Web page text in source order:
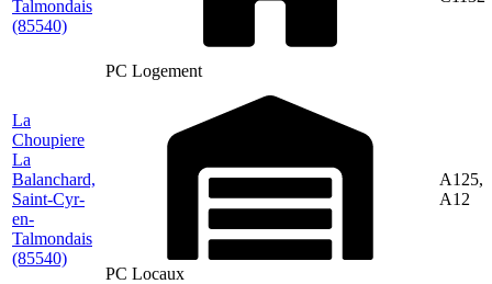
Talmondais
(85540)
PC Logement
La
Choupiere
La
Balanchard,
Saint-Cyr-
en-
Talmondais
(85540)
PC Locaux
A125,
A12